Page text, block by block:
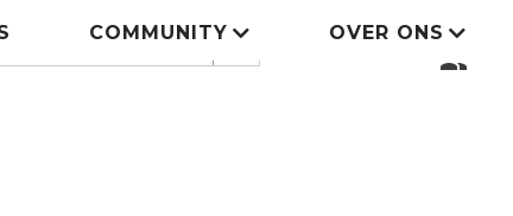
search
group
COMMUNITY OVER ONS